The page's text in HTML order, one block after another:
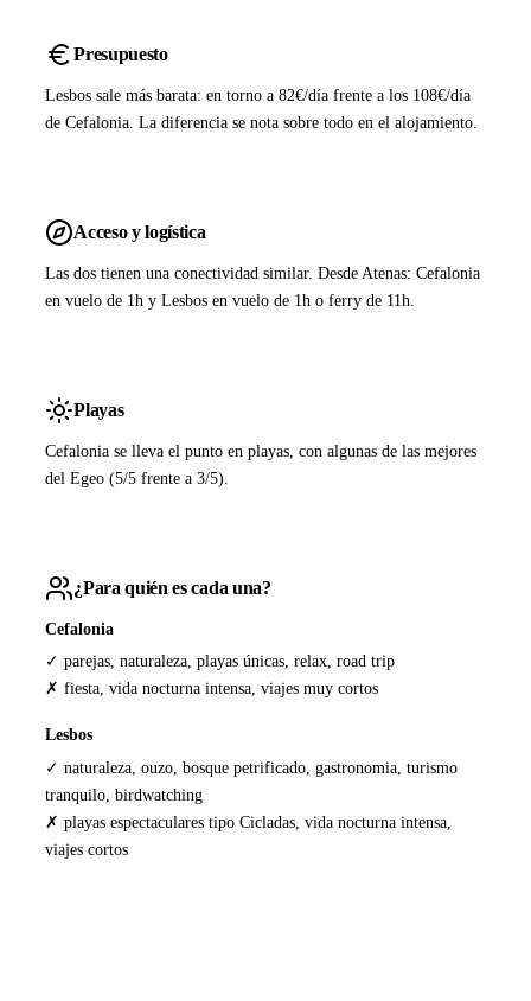
Presupuesto
Lesbos sale más barata: en torno a 82€/día frente a los 108€/día
de Cefalonia. La diferencia se nota sobre todo en el alojamiento.
Acceso y logística
Las dos tienen una conectividad similar. Desde Atenas: Cefalonia
en vuelo de 1h y Lesbos en vuelo de 1h o ferry de 11h.
Playas
Cefalonia se lleva el punto en playas, con algunas de las mejores
del Egeo (5/5 frente a 3/5).
¿Para quién es cada una?
Cefalonia
✓ parejas, naturaleza, playas únicas, relax, road trip
✗ fiesta, vida nocturna intensa, viajes muy cortos
Lesbos
✓ naturaleza, ouzo, bosque petrificado, gastronomia, turismo
tranquilo, birdwatching
✗ playas espectaculares tipo Cicladas, vida nocturna intensa,
viajes cortos